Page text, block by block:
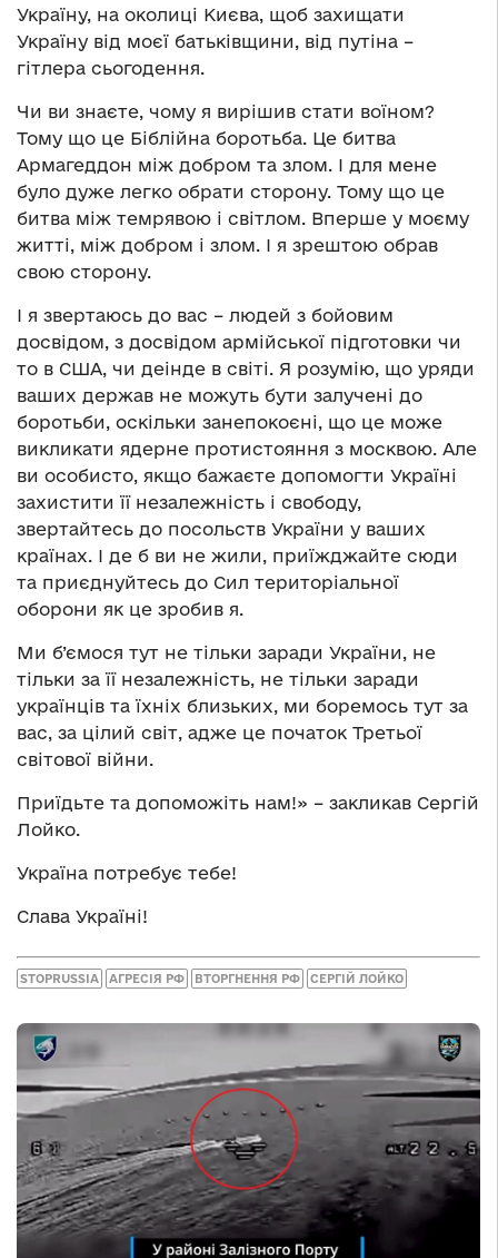
Україну, на околиці Києва, щоб захищати
Україну від моєї батьківщини, від путіна –
гітлера сьогодення.
Чи ви знаєте, чому я вирішив стати воїном?
Тому що це Біблійна боротьба. Це битва
Армагеддон між добром та злом. І для мене
було дуже легко обрати сторону. Тому що це
битва між темрявою і світлом. Вперше у моєму
житті, між добром і злом. І я зрештою обрав
свою сторону.
І я звертаюсь до вас – людей з бойовим
досвідом, з досвідом армійської підготовки чи
то в США, чи деінде в світі. Я розумію, що уряди
ваших держав не можуть бути залучені до
боротьби, оскільки занепокоєні, що це може
викликати ядерне протистояння з москвою. Але
ви особисто, якщо бажаєте допомогти Україні
захистити її незалежність і свободу,
звертайтесь до посольств України у ваших
країнах. І де б ви не жили, приїжджайте сюди
та приєднуйтесь до Сил територіальної
оборони як це зробив я.
Ми б’ємося тут не тільки заради України, не
тільки за її незалежність, не тільки заради
українців та їхніх близьких, ми боремось тут за
вас, за цілий світ, адже це початок Третьої
світової війни.
Приїдьте та допоможіть нам!» – закликав Сергій
Лойко.
Україна потребує тебе!
Слава Україні!
STOPRUSSIA АГРЕСІЯ РФ ВТОРГНЕННЯ РФ СЕРГІЙ ЛОЙКО